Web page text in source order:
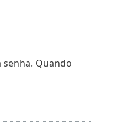
Quando